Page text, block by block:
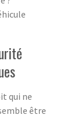
qui ne
être